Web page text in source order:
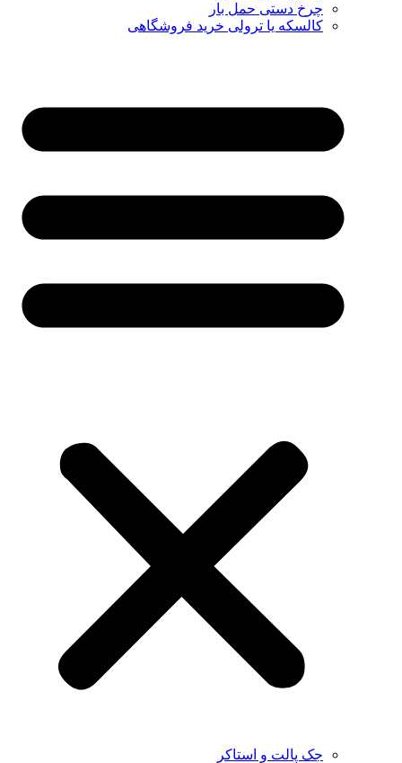
چرخ دستی حمل بار
کالسکه یا ترولی خرید فروشگاهی
جک پالت و استاکر